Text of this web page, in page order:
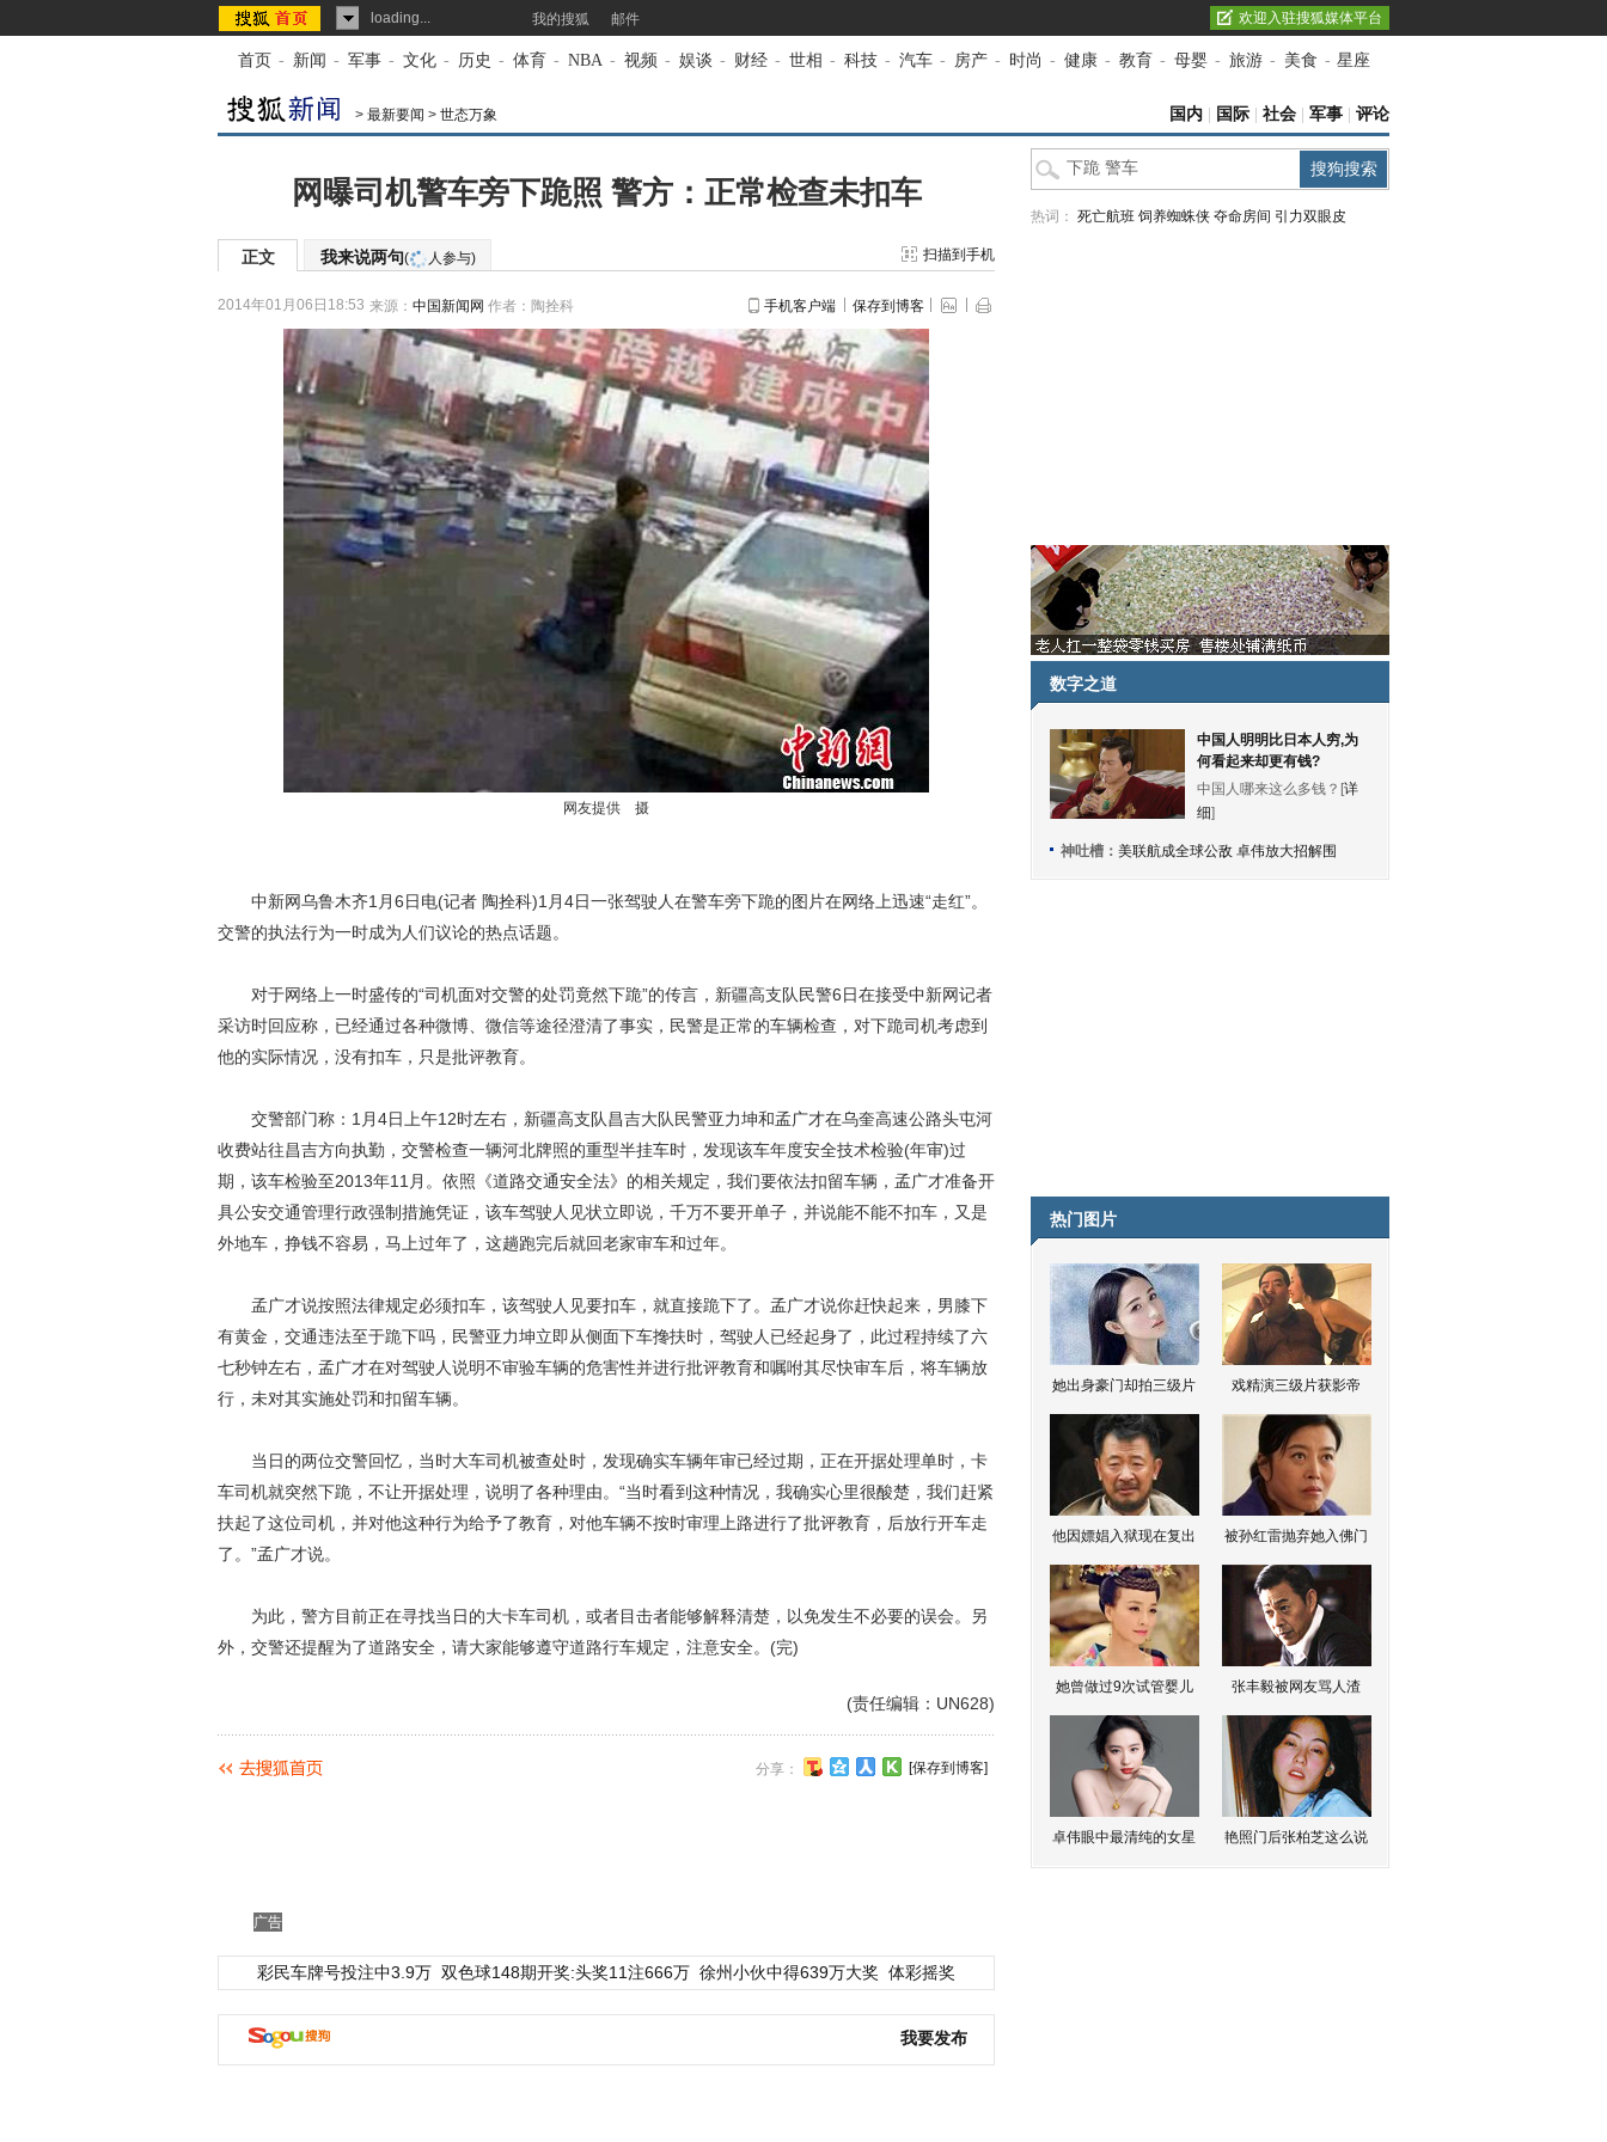
loading... 我的搜狐 邮件 欢迎入驻搜狐媒体平台
首页 - 新闻 - 军事 - 文化 - 历史 - 体育 - NBA - 视频 - 娱谈 - 财经 - 世相 - 科技 - 汽车 - 房产 - 时尚 - 健康 - 教育 - 母婴 - 旅游 - 美食 - 星座
> 最新要闻 > 世态万象 国内 国际 社会 军事 评论
网曝司机警车旁下跪照 警方：正常检查未扣车
正文 我来说两句( 人参与) 扫描到手机
2014年01月06日18:53 来源： 中国新闻网 作者：陶拴科 手机客户端 保存到博客
网友提供 摄
中新网乌鲁木齐1月6日电(记者 陶拴科)1月4日一张驾驶人在警车旁下跪的图片在网络上迅速“走红”。
交警的执法行为一时成为人们议论的热点话题。
对于网络上一时盛传的“司机面对交警的处罚竟然下跪”的传言，新疆高支队民警6日在接受中新网记者
采访时回应称，已经通过各种微博、微信等途径澄清了事实，民警是正常的车辆检查，对下跪司机考虑到
他的实际情况，没有扣车，只是批评教育。
交警部门称：1月4日上午12时左右，新疆高支队昌吉大队民警亚力坤和孟广才在乌奎高速公路头屯河
收费站往昌吉方向执勤，交警检查一辆河北牌照的重型半挂车时，发现该车年度安全技术检验(年审)过
期，该车检验至2013年11月。依照《道路交通安全法》的相关规定，我们要依法扣留车辆，孟广才准备开
具公安交通管理行政强制措施凭证，该车驾驶人见状立即说，千万不要开单子，并说能不能不扣车，又是
外地车，挣钱不容易，马上过年了，这趟跑完后就回老家审车和过年。
孟广才说按照法律规定必须扣车，该驾驶人见要扣车，就直接跪下了。孟广才说你赶快起来，男膝下
有黄金，交通违法至于跪下吗，民警亚力坤立即从侧面下车搀扶时，驾驶人已经起身了，此过程持续了六
七秒钟左右，孟广才在对驾驶人说明不审验车辆的危害性并进行批评教育和嘱咐其尽快审车后，将车辆放
行，未对其实施处罚和扣留车辆。
当日的两位交警回忆，当时大车司机被查处时，发现确实车辆年审已经过期，正在开据处理单时，卡
车司机就突然下跪，不让开据处理，说明了各种理由。“当时看到这种情况，我确实心里很酸楚，我们赶紧
扶起了这位司机，并对他这种行为给予了教育，对他车辆不按时审理上路进行了批评教育，后放行开车走
了。”孟广才说。
为此，警方目前正在寻找当日的大卡车司机，或者目击者能够解释清楚，以免发生不必要的误会。另
外，交警还提醒为了道路安全，请大家能够遵守道路行车规定，注意安全。(完)
(责任编辑：UN628)
分享： [保存到博客]
广告
彩民车牌号投注中3.9万 双色球148期开奖:头奖11注666万 徐州小伙中得639万大奖 体彩摇奖
我要发布
热词： 死亡航班 饲养蜘蛛侠 夺命房间 引力双眼皮
数字之道
中国人明明比日本人穷,为
何看起来却更有钱?
中国人哪来这么多钱？[详
细]
神吐槽： 美联航成全球公敌 卓伟放大招解围
热门图片
她出身豪门却拍三级片 戏精演三级片获影帝
他因嫖娼入狱现在复出 被孙红雷抛弃她入佛门
她曾做过9次试管婴儿 张丰毅被网友骂人渣
卓伟眼中最清纯的女星 艳照门后张柏芝这么说